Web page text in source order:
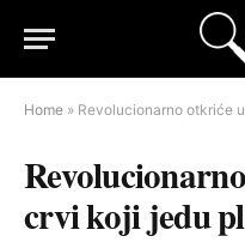
Home » Revolucionarno otkriće
crvi koji jedu